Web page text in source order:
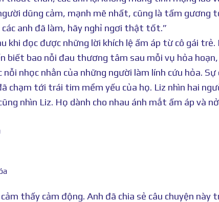
dũng cảm, mạnh mẽ nhất, cũng là tấm gương
anh đã làm, hãy nghỉ ngơi thật tốt.”
khi đọc được những lời khích lệ ấm áp từ cô gái trẻ.
biết bao nỗi đau thương tâm sau mỗi vụ hỏa hoạn,
nhọc nhằn của những người làm lính cứu hỏa. Sự
chạm tới trái tim mềm yếu của họ. Liz nhìn hai
nhìn Liz. Họ dành cho nhau ánh mắt ấm áp và
thấy cảm động. Anh đã chia sẻ câu chuyện này